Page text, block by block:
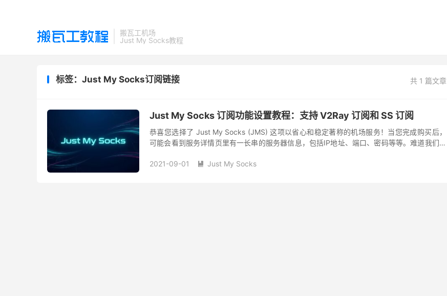
搬瓦工机场
Just My Socks教程
共 1 篇文章
标签：Just My Socks订阅链接
Just My Socks 订阅功能设置教程：支持 V2Ray 订阅和 SS 订阅
恭喜您选择了 Just My Socks (JMS) 这项以省心和稳定著称的机场服务！当您完成购买后，
可能会看到服务详情页里有一长串的服务器信息，包括IP地址、端口、密码等等。难道我们需
2021-09-01
 Just My Socks